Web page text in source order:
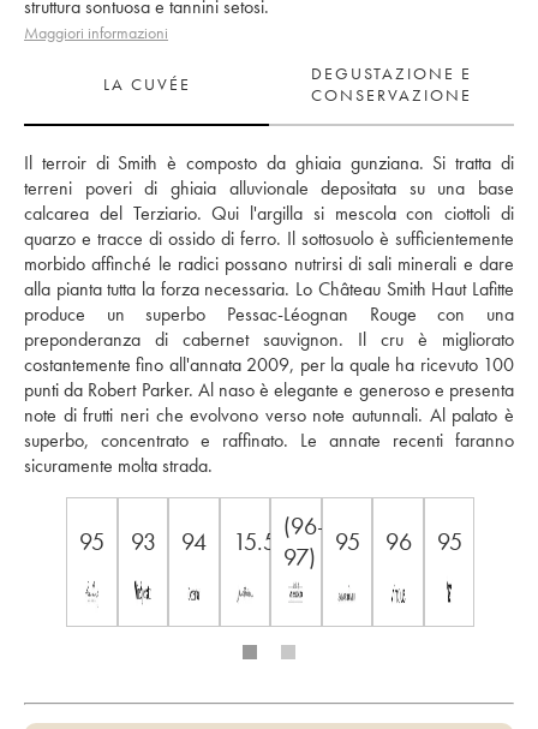
struttura sontuosa e tannini setosi.
Maggiori informazioni
LA CUVÉE
DEGUSTAZIONE E
CONSERVAZIONE
Il terroir di Smith è composto da ghiaia gunziana. Si tratta di
terreni poveri di ghiaia alluvionale depositata su una base
calcarea del Terziario. Qui l'argilla si mescola con ciottoli di
quarzo e tracce di ossido di ferro. Il sottosuolo è sufficientemente
morbido affinché le radici possano nutrirsi di sali minerali e dare
alla pianta tutta la forza necessaria. Lo Château Smith Haut Lafitte
produce un superbo Pessac-Léognan Rouge con una
preponderanza di cabernet sauvignon. Il cru è migliorato
costantemente fino all'annata 2009, per la quale ha ricevuto 100
punti da Robert Parker. Al naso è elegante e generoso e presenta
note di frutti neri che evolvono verso note autunnali. Al palato è
superbo, concentrato e raffinato. Le annate recenti faranno
sicuramente molta strada.
95 93 94 15.5 (96-
97)
95 96 95